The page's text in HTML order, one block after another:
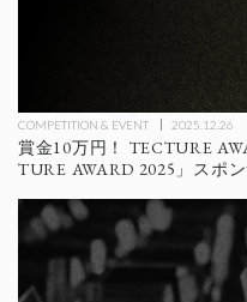
COMPETITION & EVENT 2025.12.26
賞金10万円！ TECTURE
TURE AWARD 2025」スポ